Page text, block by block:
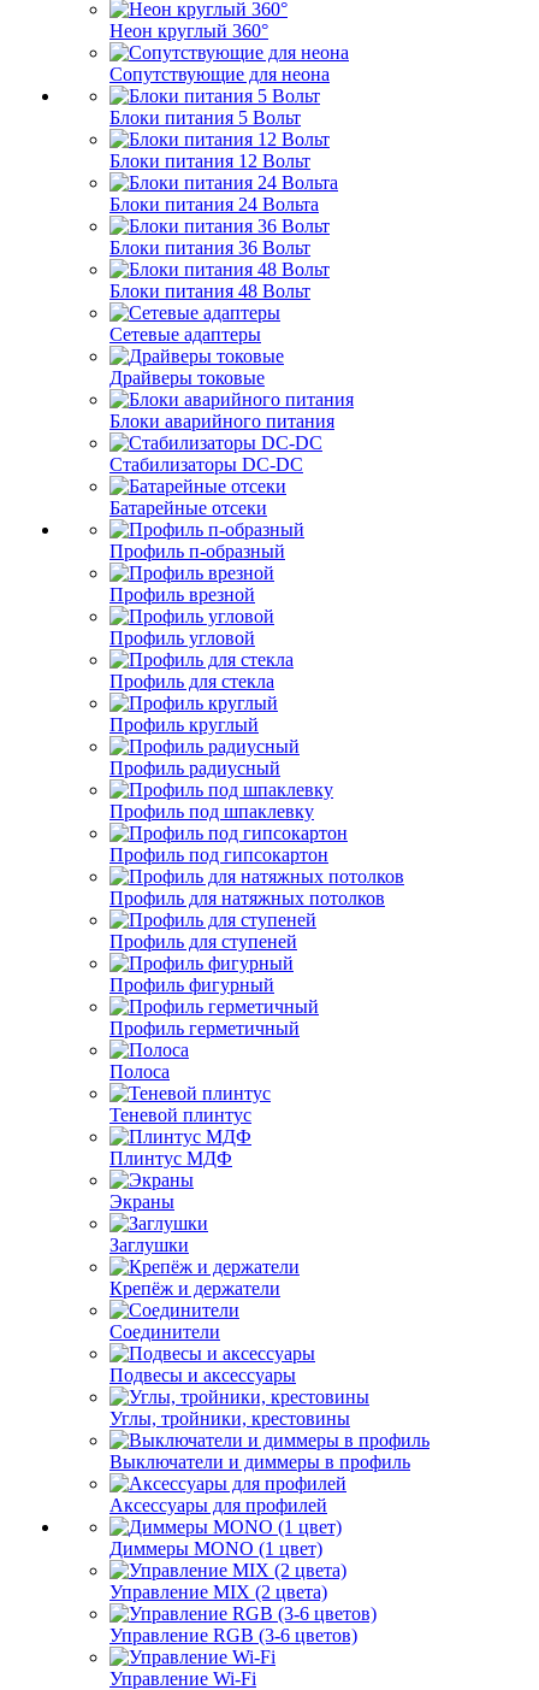
Неон круглый 360°
Сопутствующие для неона
Блоки питания 5 Вольт
Блоки питания 12 Вольт
Блоки питания 24 Вольта
Блоки питания 36 Вольт
Блоки питания 48 Вольт
Сетевые адаптеры
Драйверы токовые
Блоки аварийного питания
Стабилизаторы DC-DC
Батарейные отсеки
Профиль п-образный
Профиль врезной
Профиль угловой
Профиль для стекла
Профиль круглый
Профиль радиусный
Профиль под шпаклевку
Профиль под гипсокартон
Профиль для натяжных потолков
Профиль для ступеней
Профиль фигурный
Профиль герметичный
Полоса
Теневой плинтус
Плинтус МДФ
Экраны
Заглушки
Крепёж и держатели
Соединители
Подвесы и аксессуары
Углы, тройники, крестовины
Выключатели и диммеры в профиль
Аксессуары для профилей
Диммеры MONO (1 цвет)
Управление MIX (2 цвета)
Управление RGB (3-6 цветов)
Управление Wi-Fi